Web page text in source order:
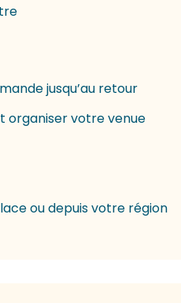
jusqu’au retour
organiser votre venue
ou depuis votre région